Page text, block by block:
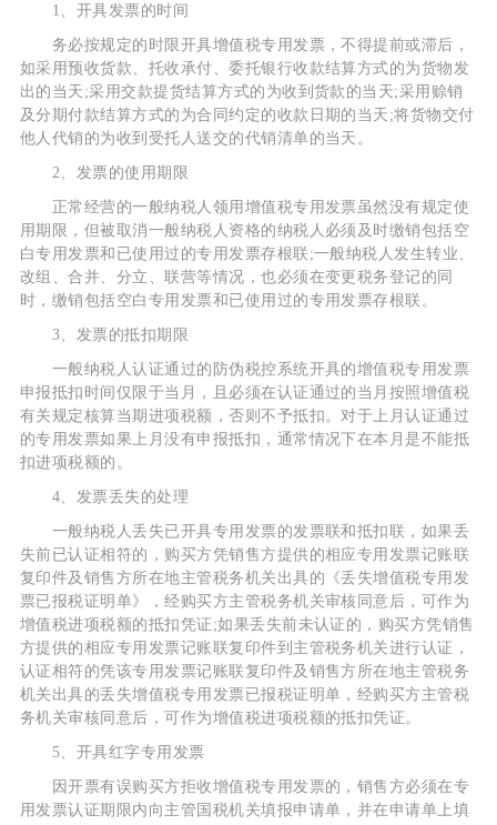
1、开具发票的时间
务必按规定的时限开具增值税专用发票，不得提前或滞后，
如采用预收货款、托收承付、委托银行收款结算方式的为货物发
出的当天;采用交款提货结算方式的为收到货款的当天;采用赊销
及分期付款结算方式的为合同约定的收款日期的当天;将货物交付
他人代销的为收到受托人送交的代销清单的当天。
2、发票的使用期限
正常经营的一般纳税人领用增值税专用发票虽然没有规定使
用期限，但被取消一般纳税人资格的纳税人必须及时缴销包括空
白专用发票和已使用过的专用发票存根联;一般纳税人发生转业、
改组、合并、分立、联营等情况，也必须在变更税务登记的同
时，缴销包括空白专用发票和已使用过的专用发票存根联。
3、发票的抵扣期限
一般纳税人认证通过的防伪税控系统开具的增值税专用发票
申报抵扣时间仅限于当月，且必须在认证通过的当月按照增值税
有关规定核算当期进项税额，否则不予抵扣。对于上月认证通过
的专用发票如果上月没有申报抵扣，通常情况下在本月是不能抵
扣进项税额的。
4、发票丢失的处理
一般纳税人丢失已开具专用发票的发票联和抵扣联，如果丢
失前已认证相符的，购买方凭销售方提供的相应专用发票记账联
复印件及销售方所在地主管税务机关出具的《丢失增值税专用发
票已报税证明单》，经购买方主管税务机关审核同意后，可作为
增值税进项税额的抵扣凭证;如果丢失前未认证的，购买方凭销售
方提供的相应专用发票记账联复印件到主管税务机关进行认证，
认证相符的凭该专用发票记账联复印件及销售方所在地主管税务
机关出具的丢失增值税专用发票已报税证明单，经购买方主管税
务机关审核同意后，可作为增值税进项税额的抵扣凭证。
5、开具红字专用发票
因开票有误购买方拒收增值税专用发票的，销售方必须在专
用发票认证期限内向主管国税机关填报申请单，并在申请单上填